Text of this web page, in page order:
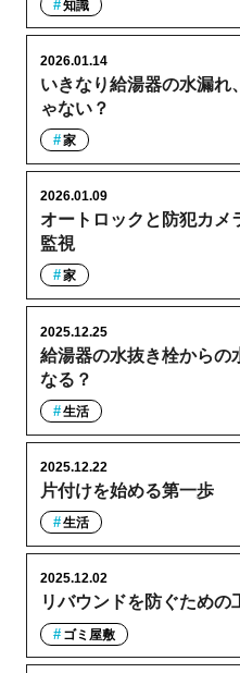
知識
いきなり給湯器の水漏れ
ゃない？
2026.01.14
家
オートロックと防犯カメ
監視
2026.01.09
家
給湯器の水抜き栓からの
なる？
2025.12.25
生活
片付けを始める第一歩
2025.12.22
生活
リバウンドを防ぐための
2025.12.02
ゴミ屋敷